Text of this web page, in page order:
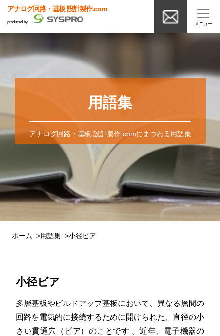
アナログ回路・基板 設計製作.com
produced by
用語集
アナログ回路・基板 設計製作.comにまつわる用語集
ホーム 用語集 小径ビア
小径ビア
多層基板やビルドアップ基板において、異なる層間の
回路を電気的に接続するために開けられた、直径の小
さい貫通穴（ビア）のことです 。近年、電子機器の